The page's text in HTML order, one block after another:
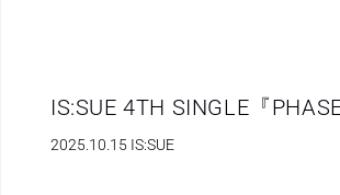
IS:SUE 4TH SINGLE『
2025.10.15 IS:SUE